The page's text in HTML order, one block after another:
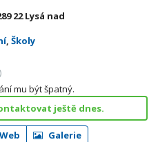
22 Lysá nad
, Školy
mu být špatný.
ještě dnes.
Web Galerie